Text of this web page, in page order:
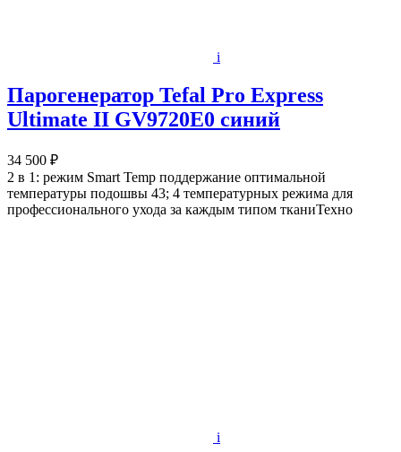
i
Парогенератор Tefal Pro Express
Ultimate II GV9720E0 синий
34 500 ₽
2 в 1: режим Smart Temp поддержание оптимальной
температуры подошвы 43; 4 температурных режима для
профессионального ухода за каждым типом тканиТехно
i